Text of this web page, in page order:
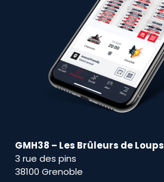
GMH38 – Les Brûleurs de Loups
3 rue des pins
38100 Grenoble